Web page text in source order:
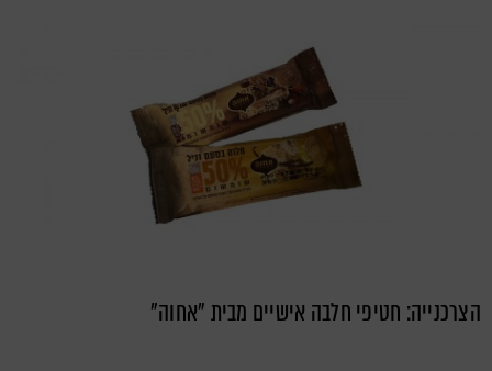
הצרכנייה: חטיפי חלבה אישיים מבית "אחוה"